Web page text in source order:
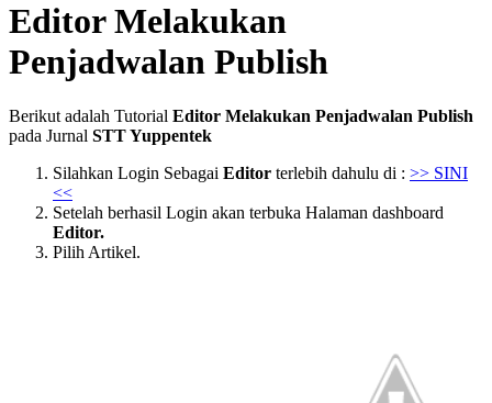
Editor Melakukan
Penjadwalan Publish
Berikut adalah Tutorial Editor Melakukan Penjadwalan Publish
pada Jurnal STT Yuppentek
Silahkan Login Sebagai Editor terlebih dahulu di : >> SINI
<<
Setelah berhasil Login akan terbuka Halaman dashboard
Editor.
Pilih Artikel.